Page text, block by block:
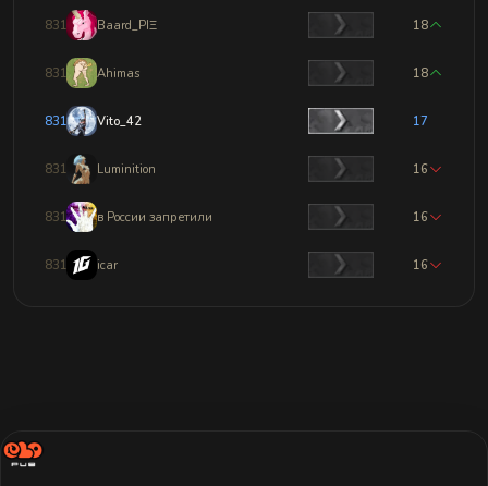
8314 Baard_PIΞ 18
8315 Ahimas 18
8316 Vito_42 17
8317 Luminition 16
8318 в Poccии запретили 16
8319 icar 16